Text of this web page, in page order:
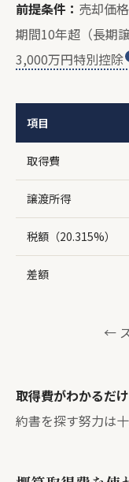
前提条件： 売却価
期間10年超（長期
3,000万円特別控除
項目
取得費
譲渡所得
税額（20.315%）
差額
←
取得費がわかるだ
約書を探す努力は十